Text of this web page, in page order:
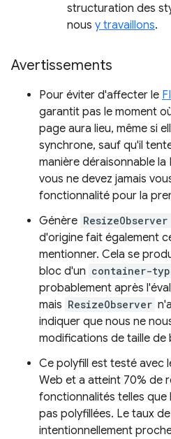
structuration des
nous y travaillons.
Avertissements
Pour éviter d'affecter le
garantit pas le moment
page aura lieu, même si
synchrone, sauf qu'il
manière déraisonnable la
vous ne devez jamais
fonctionnalité pour la
Génère
d'origine fait également
mentionner. Cela se
bloc d'un container-
probablement après
mais ResizeObserver
indiquer que nous ne
modifications de taille de
Ce polyfill est testé avec
Web et a atteint 70% de
fonctionnalités telles que
pas polyfillées. Le taux
intentionnellement